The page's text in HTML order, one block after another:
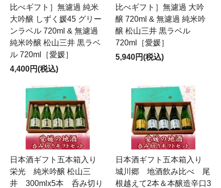
比べギフト］無濾過 純米
大吟醸 しずく媛45 グリー
ンラベル 720ml & 無濾過
純米吟醸 松山三井 黒ラベ
ル 720ml［愛媛］
4,400円(税込)
比べギフト］無濾過 大吟
醸 720ml & 無濾過 純米吟
醸 松山三井 黒ラベル
720ml［愛媛］
5,940円(税込)
日本酒ギフト五本箱入り
栄光 純米吟醸 松山三
井 300mlx5本 呑み切り
日本酒ギフト五本箱入り
城川郷 地酒飲み比べ 尾
根越えて2本＆本醸造辛口3